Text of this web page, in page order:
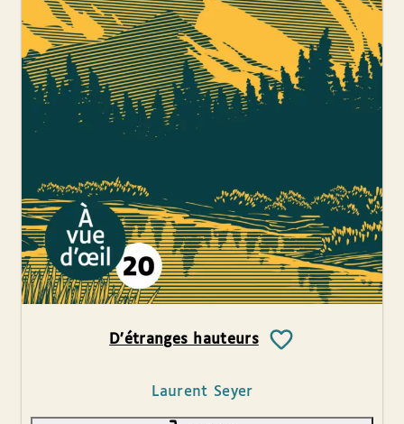
D’étranges hauteurs
Laurent Seyer